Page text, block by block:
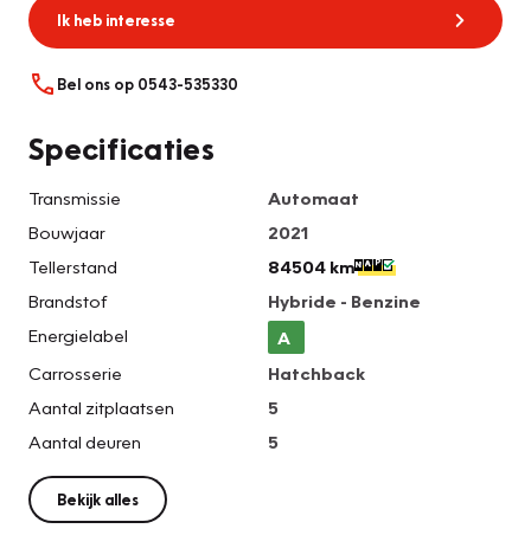
Ik heb interesse
Bel ons op 0543-535330
Specificaties
Transmissie
Automaat
Bouwjaar
2021
Tellerstand
84504 km
Brandstof
Hybride - Benzine
Energielabel
A
Carrosserie
Hatchback
Aantal zitplaatsen
5
Aantal deuren
5
Bekijk alles